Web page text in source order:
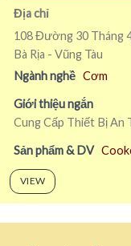
Địa chỉ
108 Đường 30 Tháng
Bà Rịa - Vũng Tàu
Ngành nghề Cơm
Giới thiệu ngắn
Cung Cấp Thiết Bị An
Sản phẩm & DV
VIEW